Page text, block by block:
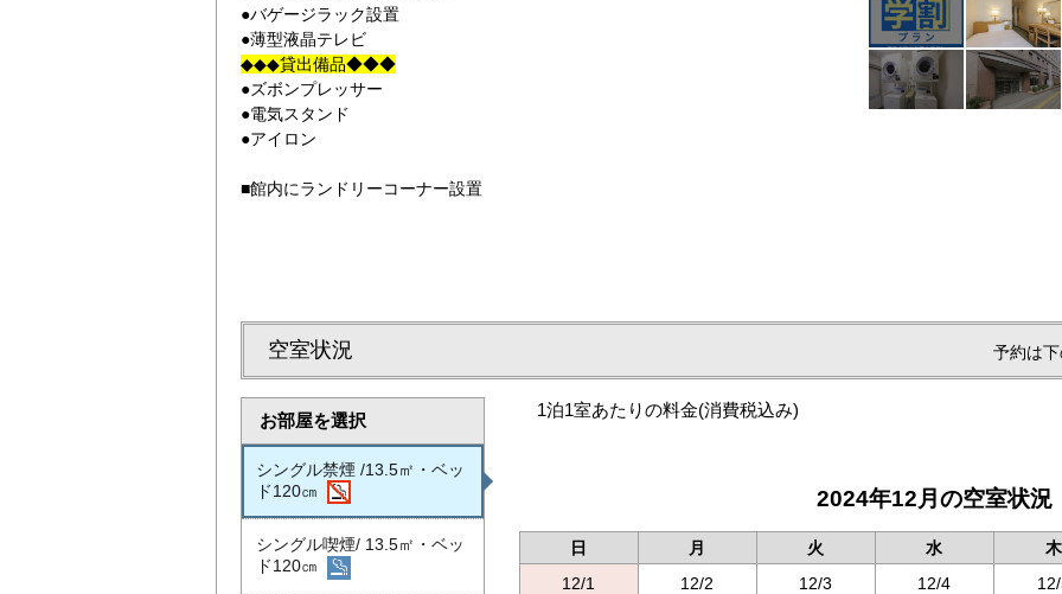
●バゲージラック設置
●薄型液晶テレビ
◆◆◆貸出備品◆◆◆
●ズボンプレッサー
●電気スタンド
●アイロン
■館内にランドリーコーナー設置
空室状況 予約は
お部屋を選択
シングル禁煙 /13.5㎡・ベッ
ド120㎝
シングル喫煙/ 13.5㎡・ベッ
ド120㎝
1泊1室あたりの料金(消費税込み)
2024年12月の空室状況
日 月 火 水
木
12/1
12/2 12/3 12/4